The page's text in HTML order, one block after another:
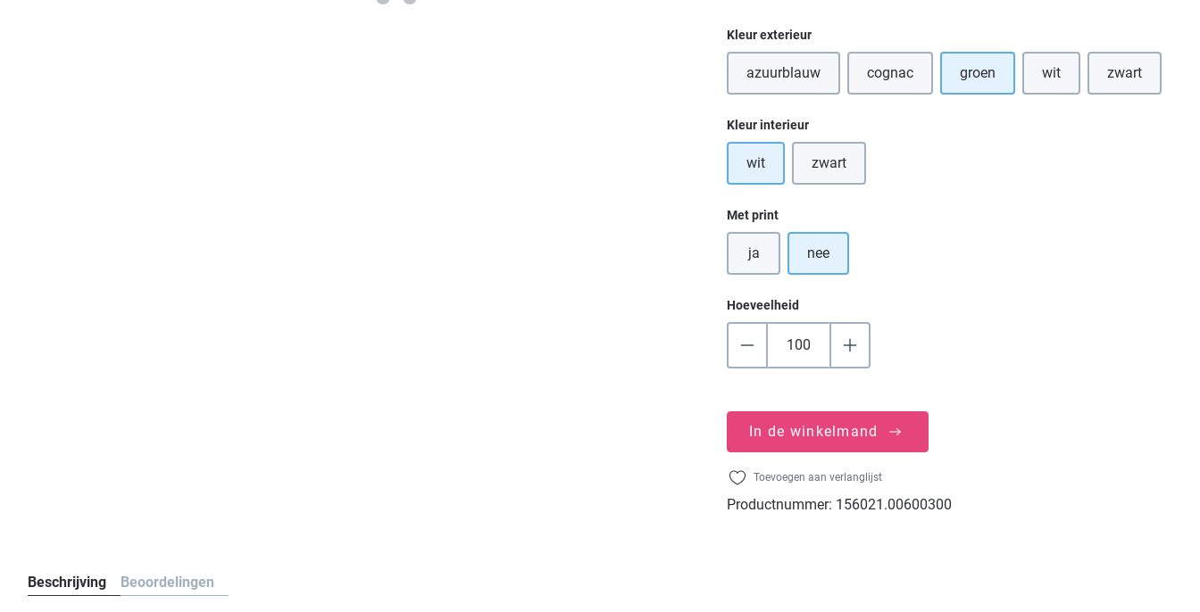
Selecteer
Kleur exterieur
azuurblauw cognac(Deze optie is momenteel niet beschikbaar.)
groen wit zwart(Deze optie
Selecteer
Kleur interieur
wit zwart(Deze optie is momenteel niet beschikbaar.)
Selecteer
Met print
ja nee
Hoeveelheid
In de winkelmand
Toevoegen aan verlanglijst
Productnummer: 156021.00600300
Beschrijving Beoordelingen